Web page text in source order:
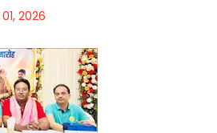
2026